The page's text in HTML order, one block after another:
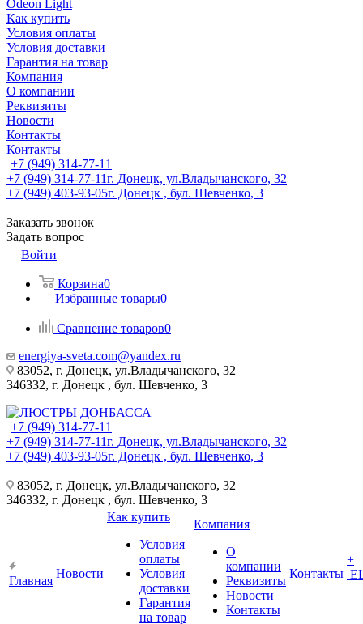
Odeon Light
Как купить
Условия оплаты
Условия доставки
Гарантия на товар
Компания
О компании
Реквизиты
Новости
Контакты
Контакты
+7 (949) 314-77-11
+7 (949) 314-77-11г. Донецк, ул.Владычанского, 32
+7 (949) 403-93-05г. Донецк , бул. Шевченко, 3
Заказать звонок
Задать вопрос
Войти
Корзина0
Избранные товары0
Сравнение товаров0
energiya-sveta.com@yandex.ru
83052, г. Донецк, ул.Владычанского, 32
346332, г. Донецк , бул. Шевченко, 3
+7 (949) 314-77-11
+7 (949) 314-77-11г. Донецк, ул.Владычанского, 32
+7 (949) 403-93-05г. Донецк , бул. Шевченко, 3
83052, г. Донецк, ул.Владычанского, 32
346332, г. Донецк , бул. Шевченко, 3
Главная
Новости
Как купить
Условия
оплаты
Условия
доставки
Гарантия
на товар
Компания
О
компании
Реквизиты
Новости
Контакты
Контакты
+